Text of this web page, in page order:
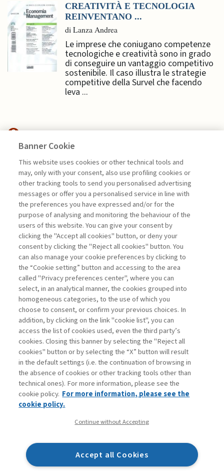
CREATIVITÀ E TECNOLOGIA
REINVENTANO ...
di Lanza Andrea
Le imprese che coniugano competenze
tecnologiche e creatività sono in grado
di conseguire un vantaggio competitivo
sostenibile. Il caso illustra le strategie
competitive della Survel che facendo
leva ...
HIGHLIGHTS
COME IMPARARE A
MASSIMIZZARE L’IMPATTO
di Nic Beech, Paul Hibbert e Katy Mason
La consultazione dei libri è riservata esclusivamente
agli abbonati Premium
Legenda: Accedi Per registrati Per abbonati
Contatti
Abbonamenti
Archivio rubriche
Privacy
Dichiarazione di accessibilità
Mappa del sito
Banner Cookie
This website uses cookies or other technical tools and
may, only with your consent, also use profiling cookies or
other tracking tools to send you personalised advertising
messages or offer you a personalised service in line with
the preferences you have expressed and/or for the
purpose of analysing and monitoring the behaviour of the
users of this website. You can give your consent by
clicking the "Accept all cookies" button, or deny your
consent by clicking the "Reject all cookies" button. You
can also manage your cookie preferences by clicking to
the “Cookie setting” button and accessing to the area
called "Privacy preferences center", where you can
select, in an analytical manner, the cookies grouped into
homogeneous categories, to the use of which you
choose to consent, or confirm your previous choices. In
addition, by clicking on the link "cookie list", you can
access the list of cookies used, even the third party’s
cookies. Closing this banner by selecting the "Reject all
cookies" button or by selecting the “X” button will result
in the default settings (i.e. the continuation of browsing in
the absence of cookies or other tracking tools other than
technical ones). For more information, please see the
cookie policy. For more information, please see the
cookie policy.
Continue without Accepting
Accept all Cookies